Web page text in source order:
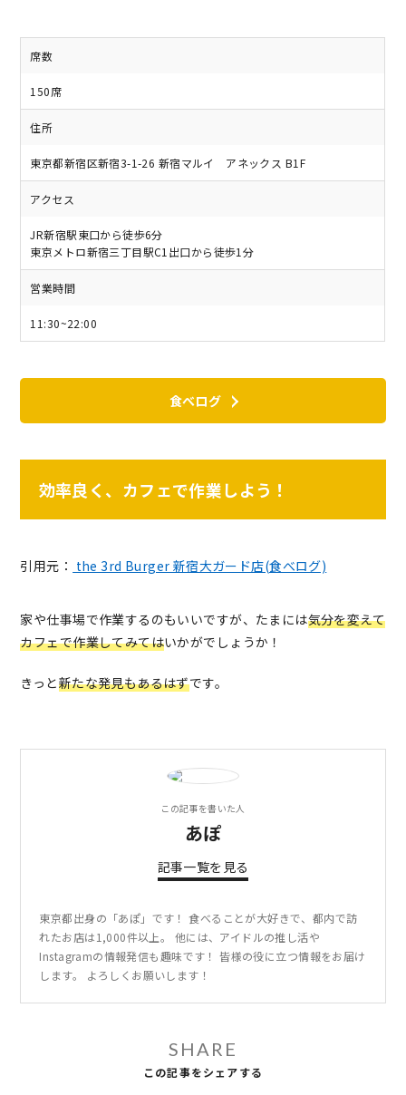
席数
150席
住所
東京都新宿区新宿3-1-26 新宿マルイ アネックス B1F
アクセス
JR新宿駅東口から徒歩6分
東京メトロ新宿三丁目駅C1出口から徒歩1分
営業時間
11:30~22:00
食べログ
効率良く、カフェで作業しよう！
引用元： the 3rd Burger 新宿大ガード店(食べログ)
家や仕事場で作業するのもいいですが、たまには気分を変えて
カフェで作業してみてはいかがでしょうか！
きっと新たな発見もあるはずです。
この記事を書いた人
あぽ
記事一覧を見る
東京都出身の「あぽ」です！ 食べることが大好きで、都内で訪
れたお店は1,000件以上。 他には、アイドルの推し活や
Instagramの情報発信も趣味です！ 皆様の役に立つ情報をお届け
します。 よろしくお願いします！
SHARE
この記事をシェアする